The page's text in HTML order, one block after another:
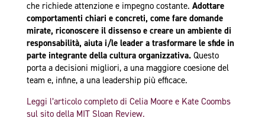
che richiede attenzione e impegno costante. Adottare
comportamenti chiari e concreti, come fare domande
mirate, riconoscere il dissenso e creare un ambiente di
responsabilità, aiuta i/le leader a trasformare le sfide in
parte integrante della cultura organizzativa.Questo
porta a decisioni migliori, a una maggiore coesione del
team e, infine, a una leadership più efficace.
Leggi l’articolo completo di Celia Moore e Kate Coombs
sul sito della MIT Sloan Review.